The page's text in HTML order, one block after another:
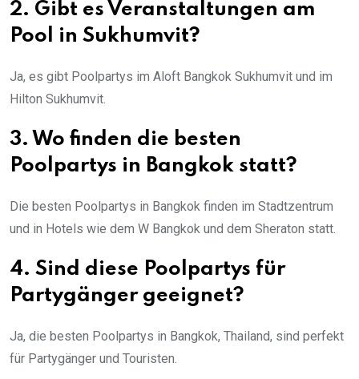
2. Gibt es Veranstaltungen am
Pool in Sukhumvit?
Ja, es gibt Poolpartys im Aloft Bangkok Sukhumvit und im
Hilton Sukhumvit.
3. Wo finden die besten
Poolpartys in Bangkok statt?
Die besten Poolpartys in Bangkok finden im Stadtzentrum
und in Hotels wie dem W Bangkok und dem Sheraton statt.
4. Sind diese Poolpartys für
Partygänger geeignet?
Ja, die besten Poolpartys in Bangkok, Thailand, sind perfekt
für Partygänger und Touristen.